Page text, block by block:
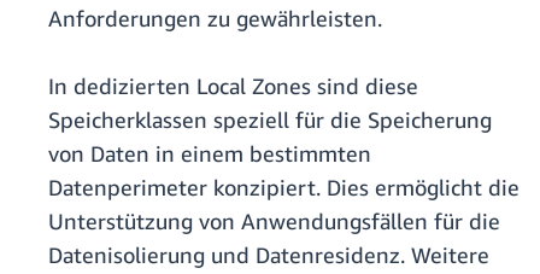
Anforderungen zu gewährleisten.
In dedizierten Local Zones sind diese
Speicherklassen speziell für die Speicherung
von Daten in einem bestimmten
Datenperimeter konzipiert. Dies ermöglicht die
Unterstützung von Anwendungsfällen für die
Datenisolierung und Datenresidenz. Weitere